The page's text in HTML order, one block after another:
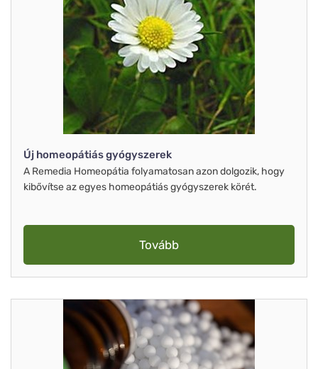
Új homeopátiás gyógyszerek
A Remedia Homeopátia folyamatosan azon dolgozik, hogy
kibővítse az egyes homeopátiás gyógyszerek körét.
Tovább